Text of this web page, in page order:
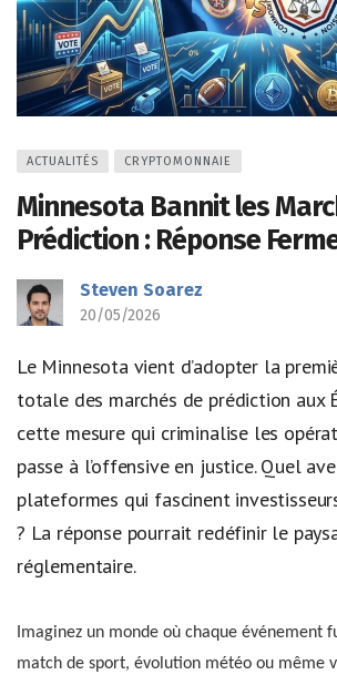
ACTUALITÉS CRYPTOMONNAIE
Minnesota Bannit les
Prédiction : Réponse
Steven Soarez
20/05/2026
Le Minnesota vient d’adopter la
totale des marchés de prédiction aux
cette mesure qui criminalise les
passe à l’offensive en justice. Quel
plateformes qui fascinent
? La réponse pourrait redéfinir le
réglementaire.
Imaginez un monde où chaque événement
match de sport, évolution météo ou même